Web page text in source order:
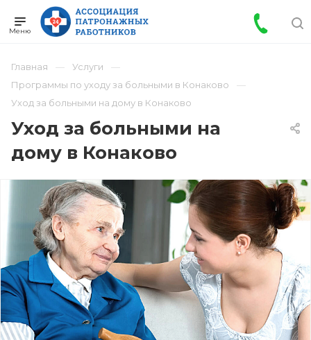
Главная
Услуги
Программы по уходу за больными в Конаково
Уход за больными на дому в Конаково
Уход за больными на
дому в Конаково